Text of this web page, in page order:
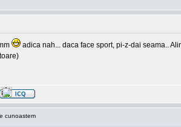
adica nah... daca face sport, pi-z-dai seama..
cunoastem